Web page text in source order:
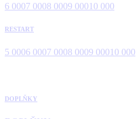
6 0007 0008 0009 00010 000
RESTART
5 0006 0007 0008 0009 00010 000
DOPLŇKY